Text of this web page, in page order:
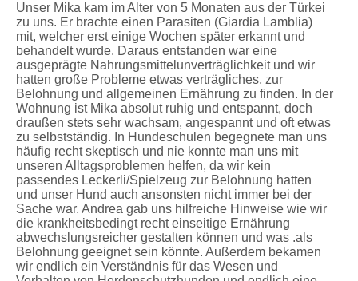
Unser Mika kam im Alter von 5 Monaten aus der Türkei
zu uns. Er brachte einen Parasiten (Giardia Lamblia)
mit, welcher erst einige Wochen später erkannt und
behandelt wurde. Daraus entstanden war eine
ausgeprägte Nahrungsmittelunverträglichkeit und wir
hatten große Probleme etwas verträgliches, zur
Belohnung und allgemeinen Ernährung zu finden. In der
Wohnung ist Mika absolut ruhig und entspannt, doch
draußen stets sehr wachsam, angespannt und oft etwas
zu selbstständig. In Hundeschulen begegnete man uns
häufig recht skeptisch und nie konnte man uns mit
unseren Alltagsproblemen helfen, da wir kein
passendes Leckerli/Spielzeug zur Belohnung hatten
und unser Hund auch ansonsten nicht immer bei der
Sache war. Andrea gab uns hilfreiche Hinweise wie wir
die krankheitsbedingt recht einseitige Ernährung
abwechslungsreicher gestalten können und was .als
Belohnung geeignet sein könnte. Außerdem bekamen
wir endlich ein Verständnis für das Wesen und